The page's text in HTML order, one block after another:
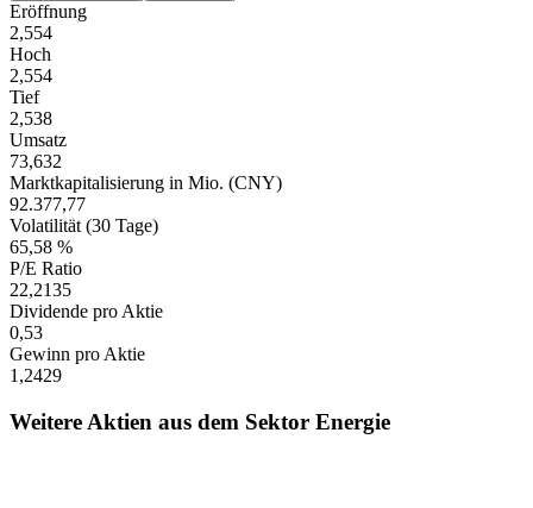
Eröffnung
2,554
Hoch
2,554
Tief
2,538
Umsatz
73,632
Marktkapitalisierung in Mio. (CNY)
92.377,77
Volatilität (30 Tage)
65,58 %
P/E Ratio
22,2135
Dividende pro Aktie
0,53
Gewinn pro Aktie
1,2429
Weitere Aktien aus dem Sektor Energie